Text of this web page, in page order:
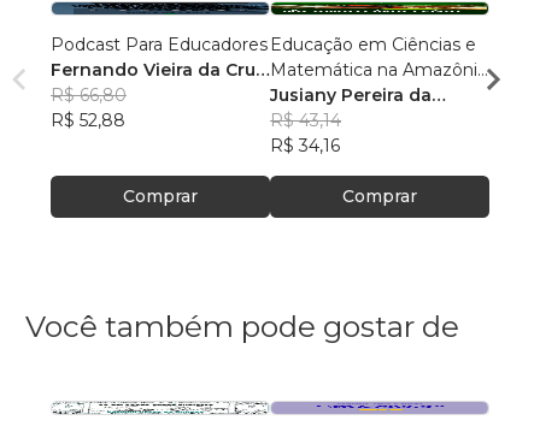
Podcast Para Educadores
Fernando Vieira da Cruz
(Fernandinho Cruz)
R$ 66,80
R$ 52,88
Comprar
Educação em Ciências e
Matemática na Amazônia
Legal: Pesquisas e
Práticas Pedagógicas
Jusiany Pereira da
Cunha dos Santos
R$ 43,14
R$ 34,16
Comprar
Érica
Você também pode gostar de